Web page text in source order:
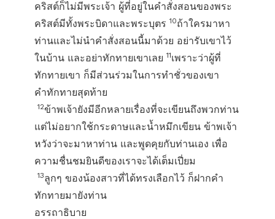
คริสต์ก็ไม่มีพระเจ้า ผู้ที่อยู่ในคำสั่งสอนของพระ
คริสต์มีทั้งพระบิดาและพระบุตร10ถ้าใครมาหา
ท่านและไม่นำคำสั่งสอนนี้มาด้วย อย่ารับเขาไว้
ในบ้าน และอย่าทักทายเขาเลย11เพราะว่าผู้ที่
ทักทายเขา ก็มีส่วนร่วมในการทำชั่วของเขา
คำทักทายสุดท้าย
12ข้าพเจ้ายังมีอีกหลายเรื่องที่จะเขียนถึงพวกท่าน
แต่ไม่อยากใช้กระดาษและน้ำหมึกเขียน ข้าพเจ้า
หวังว่าจะมาหาท่าน และพูดคุยกับท่านเอง เพื่อ
ความชื่นชมยินดีของเราจะได้เต็มเปี่ยม
13ลูกๆ ของน้องสาวที่ได้ทรงเลือกไว้ ก็ฝากคำ
ทักทายมายังท่าน
อรรถาธิบาย